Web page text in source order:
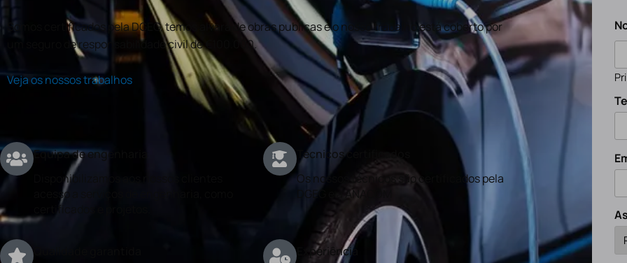
Somos certificados pela DGEG, temos alvará de obras publicas e o nosso trabalho está coberto por
um seguro de responsabilidade civil de €100.000.
Veja os nossos trabalhos
Equipa de engenharia
Disponibilizamos aos nossos clientes
acesso a serviços de engenharia, como
certificados e projetos.
Técnicos certificados
Os nossos técnicos são certificados pela
DGEG e a ANACOM
Experiência